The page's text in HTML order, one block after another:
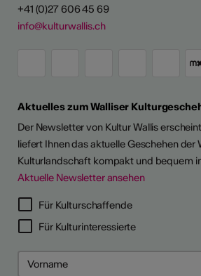
+41 (0)27 606 45 69
info@kulturwallis.ch
Aktuelles zum Walliser
Der Newsletter von Kultur Wallis
liefert Ihnen das aktuelle Geschehen der
Kulturlandschaft kompakt und bequem
Aktuelle Newsletter ansehen
Für Kulturschaffende
Für Kulturinteressierte